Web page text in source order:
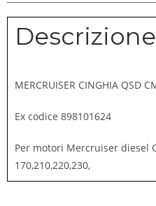
Descrizione
MERCRUISER CINGHIA QSD
Ex codice 898101624
Per motori Mercruiser diesel
170,210,220,230,